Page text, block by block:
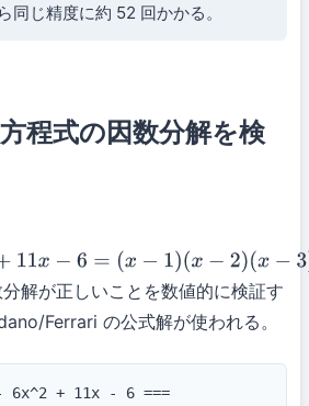
同じ精度に約 52 回かかる。
程式の因数分解を検
6 =
解が正しいことを数値的に検証す
Ferrari の公式解が使われる。
6x^2 + 11x - 6 ===